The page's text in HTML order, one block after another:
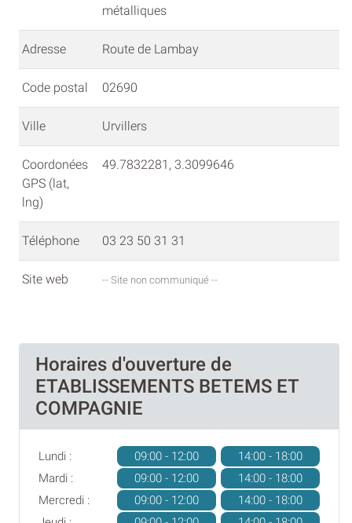
métalliques
Adresse Route de Lambay
Code postal 02690
Ville Urvillers
Coordonées
GPS (lat,
lng)
49.7832281, 3.3099646
Téléphone 03 23 50 31 31
Site web -- Site non communiqué --
Horaires d'ouverture de
ETABLISSEMENTS BETEMS ET
COMPAGNIE
Lundi : 09:00 - 12:00
14:00 - 18:00
Mardi :
09:00 - 12:00
14:00 - 18:00
Mercredi :
09:00 - 12:00
14:00 - 18:00